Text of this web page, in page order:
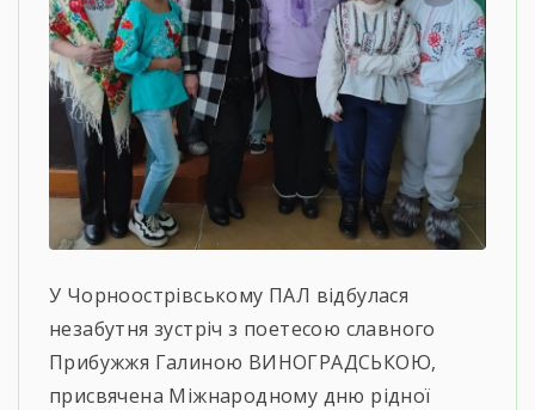
У Чорноострівському ПАЛ відбулася
незабутня зустріч з поетесою славного
Прибужжя Галиною ВИНОГРАДСЬКОЮ,
присвячена Міжнародному дню рідної